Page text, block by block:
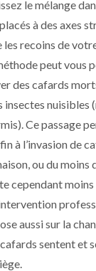
le mélange
à des axes
les recoins de
peut vous
des cafards
insectes nuisibles
Ce passage
à l’invasion de
ou du moins
cependant
intervention
aussi sur la
sentent et